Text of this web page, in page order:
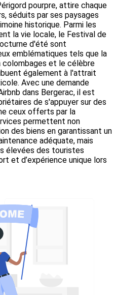
pourpre, attire chaque
séduits par ses paysages
historique. Parmi les
la vie locale, le Festival de
d'été sont
emblématiques tels que la
colombages et le célèbre
également à l'attrait
Avec une demande
dans Bergerac, il est
de s'appuyer sur des
ceux offerts par la
permettent non
des biens en garantissant un
adéquate, mais
élevées des touristes
et d’expérience unique lors